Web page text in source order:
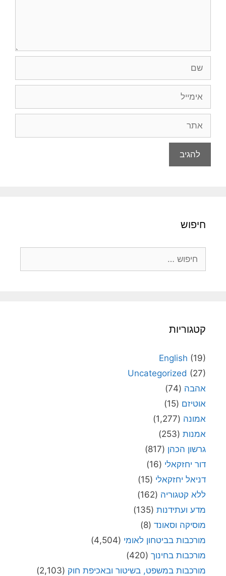
חיפוש
קטגוריות
English (19)
Uncategorized (27)
אהבה (74)
אוטיזם (15)
אמונה (1,277)
אמנות (253)
גרשון הכהן (817)
דור יחזקאלי (16)
דניאל יחזקאלי (15)
ללא קטגוריה (162)
מדע ועתידנות (135)
מוסיקה וסאונד (8)
מורכבות בביטחון לאומי (4,504)
מורכבות בחינוך (420)
מורכבות במשפט, בשיטור ובאכיפת חוק (2,103)